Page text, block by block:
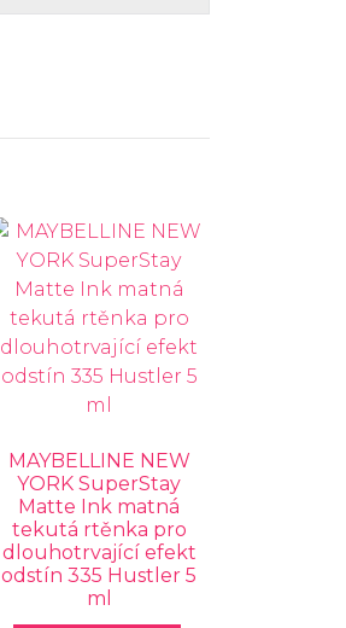
MAYBELLINE NEW
YORK SuperStay
Matte Ink matná
tekutá rtěnka pro
dlouhotrvající efekt
odstín 335 Hustler 5
ml